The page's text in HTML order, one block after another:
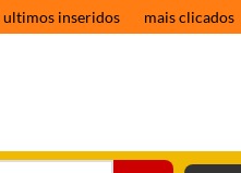
ultimos inseridos mais clicados